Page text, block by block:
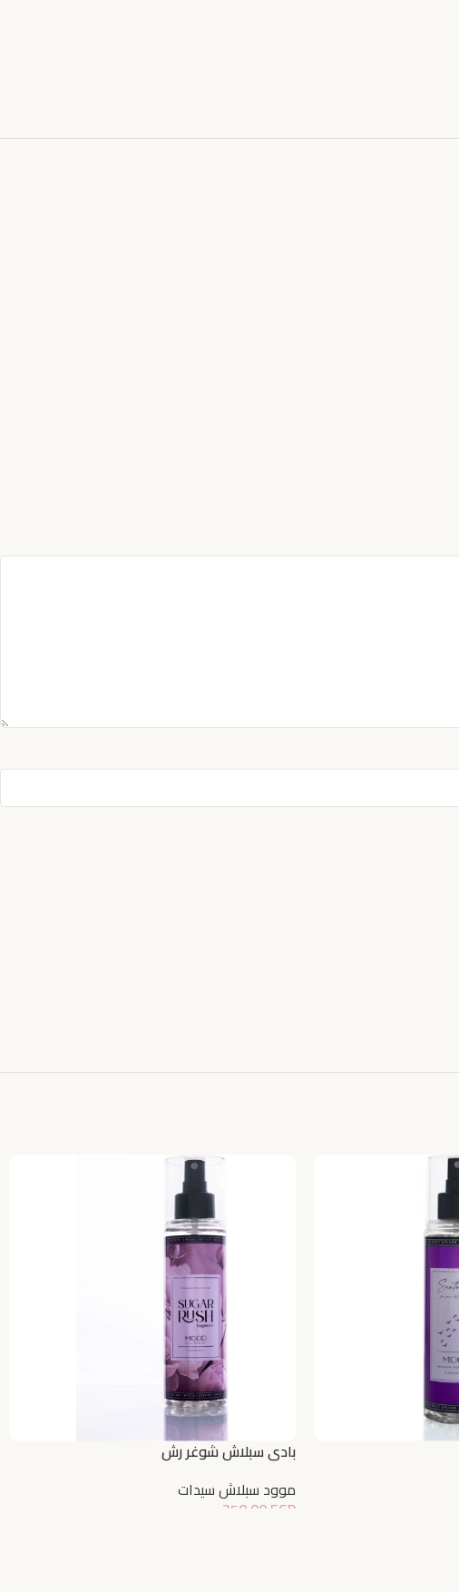
بادي سبلاش شوغر رش
موود سبلاش سيدات
350,00EGP